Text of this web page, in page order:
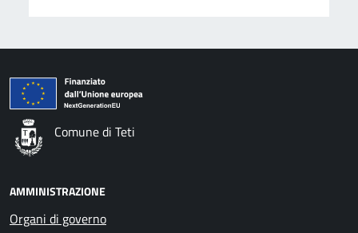
Comune di Teti
AMMINISTRAZIONE
Organi di governo